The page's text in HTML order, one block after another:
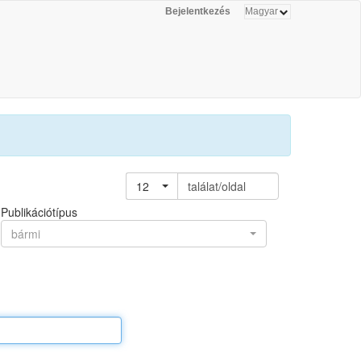
Bejelentkezés
12
találat/oldal
Publikációtípus
bármi